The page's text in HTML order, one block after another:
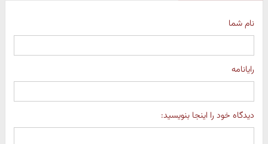
نام شما
رایانامه
دیدگاه خود را اینجا بنویسید: